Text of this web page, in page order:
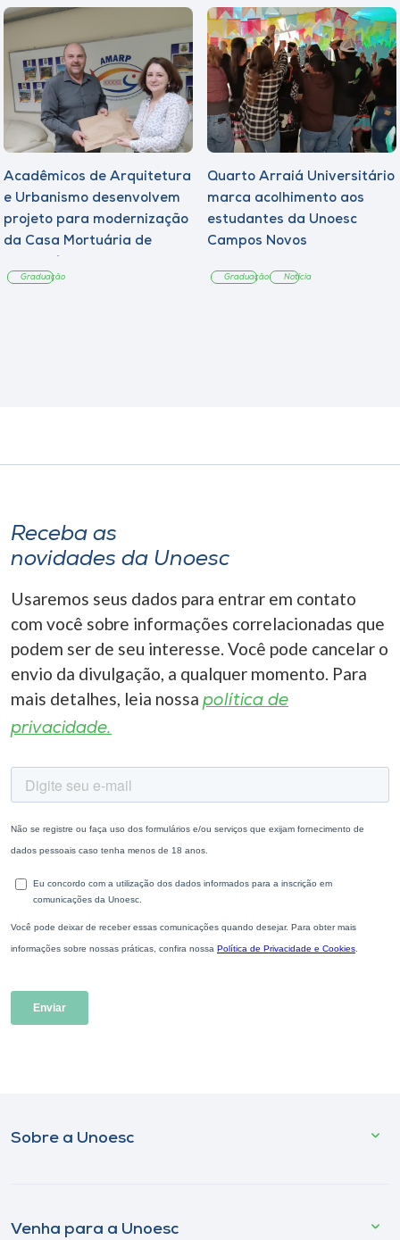
Acadêmicos de Arquitetura
e Urbanismo desenvolvem
projeto para modernização
da Casa Mortuária de
Graduação
Quarto Arraiá Universitário
marca acolhimento aos
estudantes da Unoesc
Campos Novos
Graduação Notícia
Receba as
novidades da Unoesc
Usaremos seus dados para entrar em contato
com você sobre informações correlacionadas que
podem ser de seu interesse. Você pode cancelar o
envio da divulgação, a qualquer momento. Para
mais detalhes, leia nossa política de
privacidade.
Sobre a Unoesc
Venha para a Unoesc